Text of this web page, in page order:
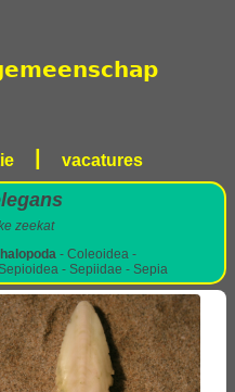
vacatures
zeekat
- Coleoidea -
- Sepiidae - Sepia